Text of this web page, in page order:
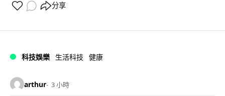
分享
科技娛樂 生活科技 健康
arthur 3 小時